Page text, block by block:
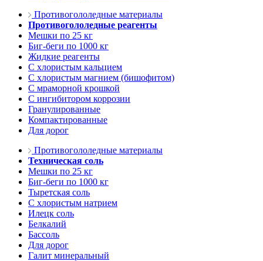
Противогололедные материалы
Противогололедные реагенты
Мешки по 25 кг
Биг-беги по 1000 кг
Жидкие реагенты
С хлористым кальцием
С хлористым магнием (бишофитом)
С мраморной крошкой
С ингибитором коррозии
Гранулированные
Компактированные
Для дорог
Противогололедные материалы
Техническая соль
Мешки по 25 кг
Биг-беги по 1000 кг
Тыретская соль
С хлористым натрием
Илецк соль
Белкалий
Бассоль
Для дорог
Галит минеральный